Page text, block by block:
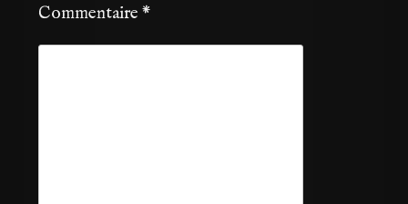
Commentaire *